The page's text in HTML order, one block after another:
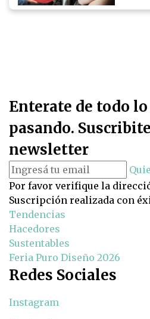
Enterate de todo
pasando.
newsletter
Por favor verifique la
Suscripción realizada con
Tendencias
Hacedores
Sustentables
Feria Puro Diseño 2026
Redes Sociales
Instagram